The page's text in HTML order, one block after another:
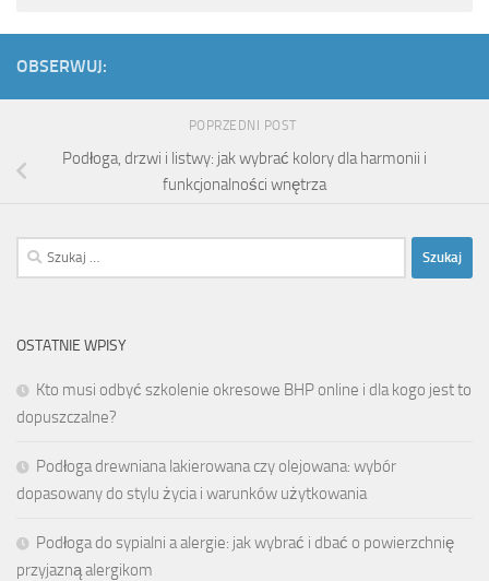
OBSERWUJ:
POPRZEDNI POST
Podłoga, drzwi i listwy: jak wybrać kolory dla harmonii i
funkcjonalności wnętrza
Szukaj:
OSTATNIE WPISY
Kto musi odbyć szkolenie okresowe BHP online i dla kogo jest to
dopuszczalne?
Podłoga drewniana lakierowana czy olejowana: wybór
dopasowany do stylu życia i warunków użytkowania
Podłoga do sypialni a alergie: jak wybrać i dbać o powierzchnię
przyjazną alergikom